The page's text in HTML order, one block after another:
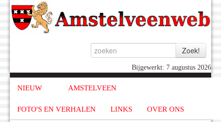
Bijgewerkt: 7 augustus 2026
NIEUW AMSTELVEEN
FOTO'S EN VERHALEN LINKS OVER ONS